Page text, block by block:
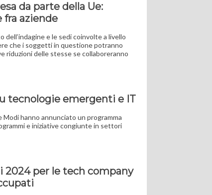
da parte della Ue:
fra aziende
e le sedi coinvolte a livello
che i soggetti in questione potranno
riduzioni delle stesse se collaboreranno
tecnologie emergenti e IT
Modi hanno annunciato un programma
e iniziative congiunte in settori
per le tech company